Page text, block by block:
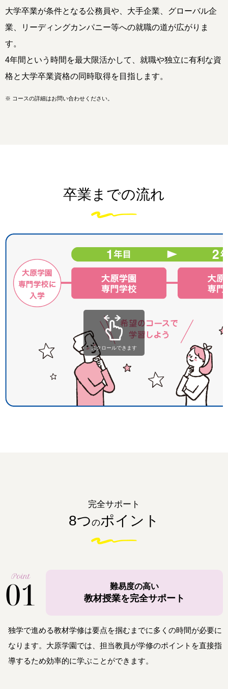
大学卒業が条件となる公務員や、大手企業、グローバル企
業、リーディングカンパニー等への就職の道が広がりま
す。
4年間という時間を最大限活かして、就職や独立に有利な資
格と大学卒業資格の同時取得を目指します。
※ コースの詳細はお問い合わせください。
卒業までの流れ
スクロールできます
完全サポート
8つのポイント
Point
01 難易度の高い
教材授業を完全サポート
独学で進める教材学修は要点を掴むまでに多くの時間が必要に
なります。大原学園では、担当教員が学修のポイントを直接指
導するため効率的に学ぶことができます。